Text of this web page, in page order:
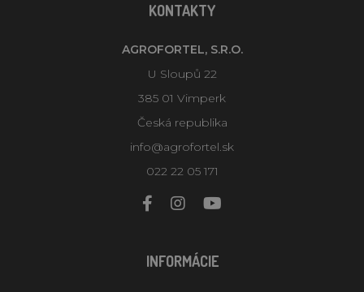
KONTAKTY
AGROFORTEL, S.R.O.
U Sloupů 22
385 01 Vimperk
Česká republika
info@agrofortel.sk
022 22 05 171
INFORMÁCIE